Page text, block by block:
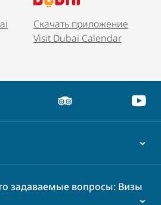
Скачать приложение
Visit Dubai Calendar
задаваемые вопросы: Визы